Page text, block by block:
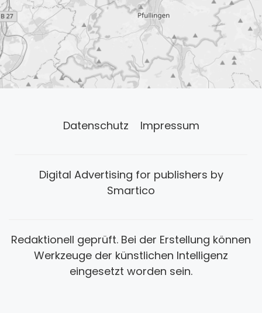
Datenschutz Impressum
Digital Advertising for publishers by
Smartico
Redaktionell geprüft. Bei der Erstellung können
Werkzeuge der künstlichen Intelligenz
eingesetzt worden sein.